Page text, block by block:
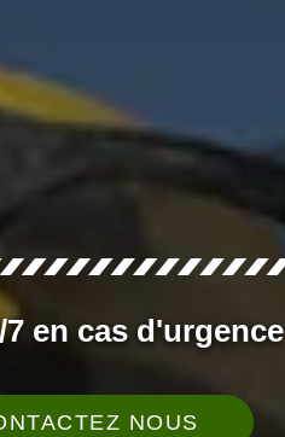
en cas d'urgence
NOUS